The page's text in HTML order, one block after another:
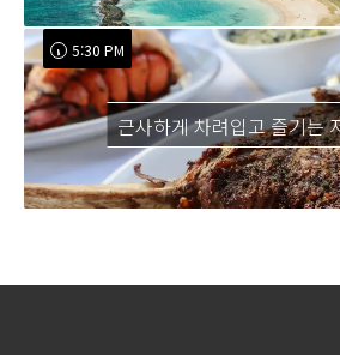
근사하게 차려입고 즐기는
5:30 PM